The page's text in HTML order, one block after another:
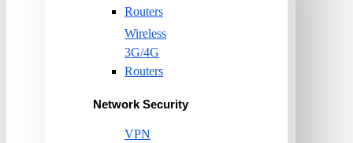
Routers
Wireless
3G/4G
Routers
Network Security
VPN